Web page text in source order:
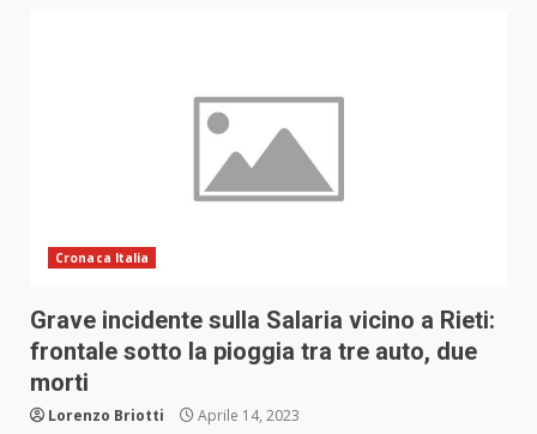
Cronaca Italia
Grave incidente sulla Salaria vicino a Rieti:
frontale sotto la pioggia tra tre auto, due
morti
Lorenzo Briotti Aprile 14, 2023